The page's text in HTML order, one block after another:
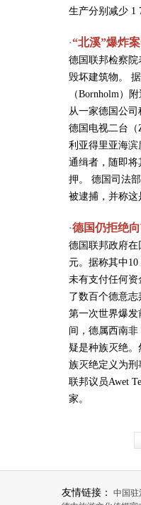
生产分别减少 1
·“北溪”爆炸
德国联邦检察
毁坏建筑物。
（Bornholm）
从一家德国公
德国电视二台（
利亚得里亚海
通缉者，随即
押。 德国司法
被逮捕，并称这
·德国仍拒绝
德国联邦政府在
元。据称其中
未有支付任何
了数百个德意
第一次世界爆发
间，德属西南
疑是种族灭绝
族灭绝定义为
联邦议员Awet
家。
友情链接： 中国驻